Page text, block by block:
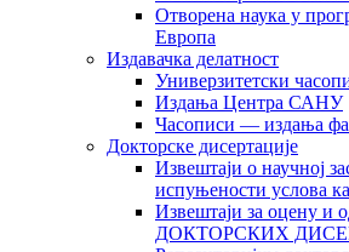
Отворена наука у
Европа
Издавачка делатност
Универзитетски
Издања Центра САНУ
Часописи — издања
Докторске дисертације
Извештаји о научној
испуњености услова
Извештаји за оцену и
ДОКТОРСКИХ